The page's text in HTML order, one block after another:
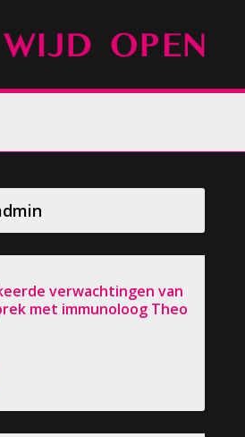
verwachtingen van
met immunoloog Theo